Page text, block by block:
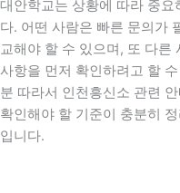
대안학교는 상황에 따라 중
다. 어떤 사람은 빠른 문의가
교해야 할 수 있으며, 또 다른
사항을 먼저 확인하려고 할
분 따라서 인천흥신소 관련
확인해야 할 기준이 충분히
입니다.